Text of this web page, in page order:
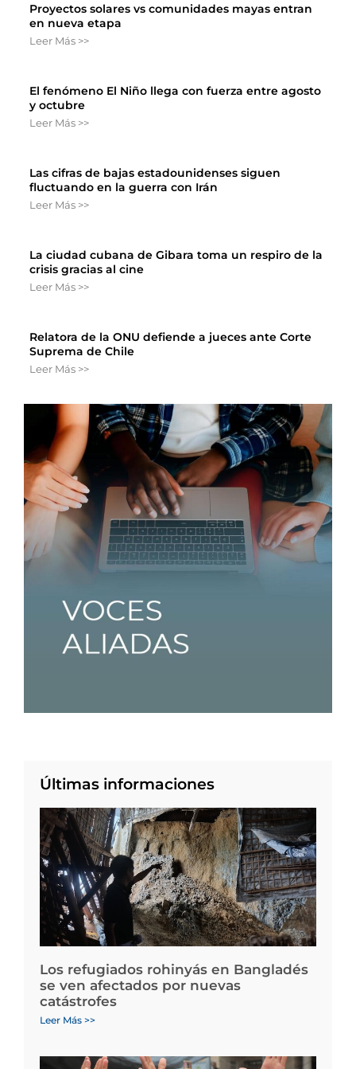
Proyectos solares vs comunidades mayas entran
en nueva etapa
Leer Más >>
El fenómeno El Niño llega con fuerza entre agosto
y octubre
Leer Más >>
Las cifras de bajas estadounidenses siguen
fluctuando en la guerra con Irán
Leer Más >>
La ciudad cubana de Gibara toma un respiro de la
crisis gracias al cine
Leer Más >>
Relatora de la ONU defiende a jueces ante Corte
Suprema de Chile
Leer Más >>
Últimas informaciones
Los refugiados rohinyás en Bangladés
se ven afectados por nuevas
catástrofes
Leer Más >>